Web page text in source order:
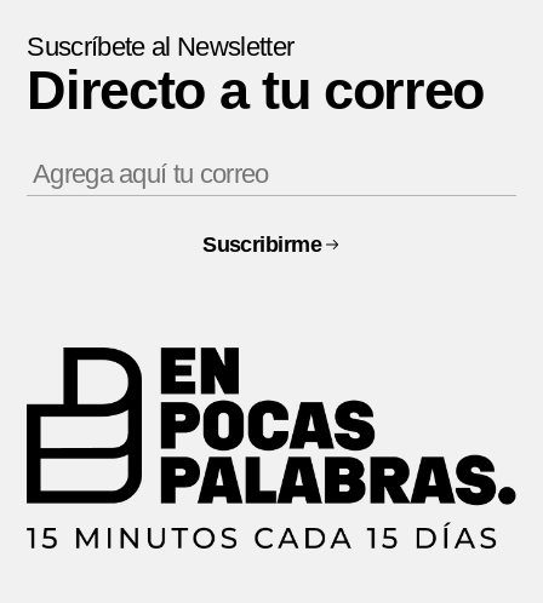
Suscríbete al Newsletter
Directo a tu correo
Suscribirme